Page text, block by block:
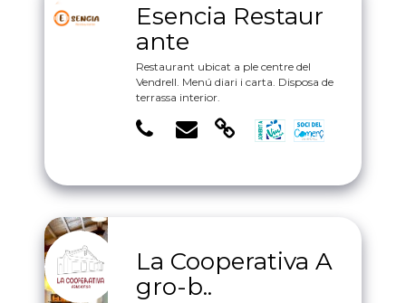
Esencia Restaur
ante
Restaurant ubicat a ple centre del
Vendrell. Menú diari i carta. Disposa de
terrassa interior.
La Cooperativa A
gro-b..